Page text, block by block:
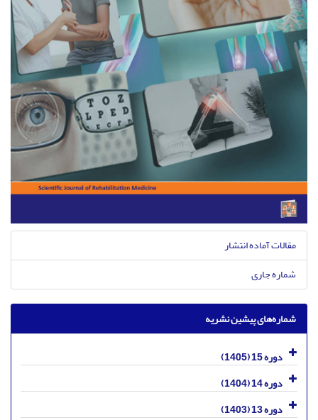
مقالات آماده انتشار
شماره جاری
شماره‌های پیشین نشریه
دوره 15 (1405)
دوره 14 (1404)
دوره 13 (1403)